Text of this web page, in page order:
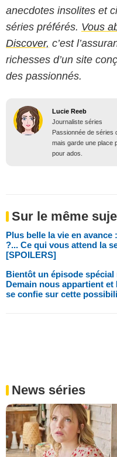
anecdotes insolites et
séries préférés. Vous
Discover, c’est
richesses d’un site
des passionnés.
Lucie Reeb
Journaliste séries
Passionnée de séries
mais garde une place
pour ados.
Sur le même
Plus belle la vie en
?... Ce qui vous attend la
[SPOILERS]
Bientôt un épisode
Demain nous appartient
se confie sur cette
News séries